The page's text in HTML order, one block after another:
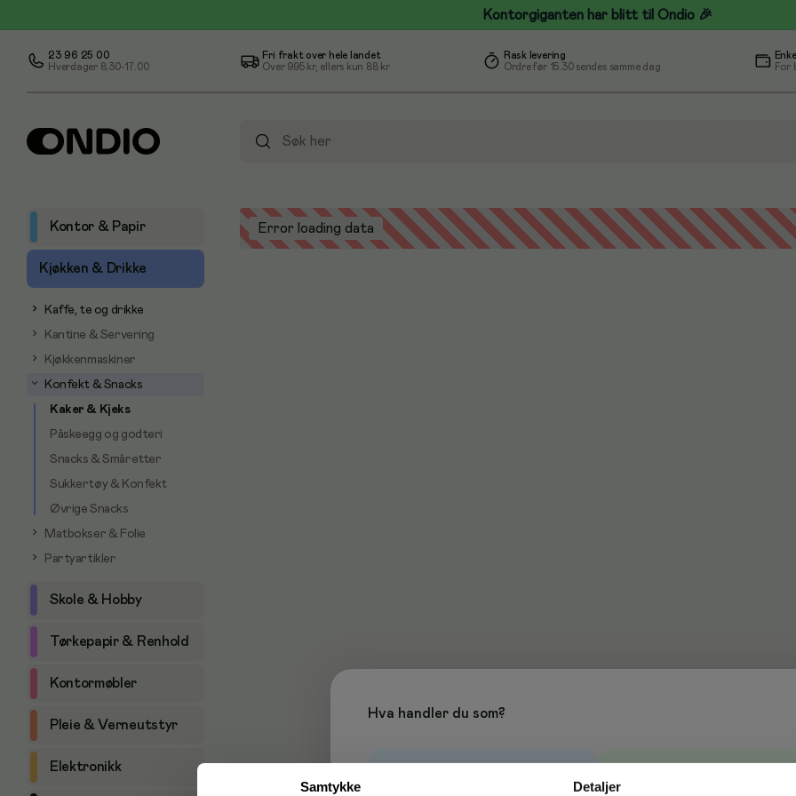
Samtykke Detaljer
Kontorgiganten har blitt til Ondio 🎉
23 96 25 00
Hverdager 8.30-17.00
Fri frakt over hele landet
Over 995 kr, ellers kun 88 kr
Rask levering
Ordre før 15.30 sendes samme dag
For
Kontor & Papir
Kjøkken & Drikke
Kaffe, te og drikke
Kantine & Servering
Kjøkkenmaskiner
Konfekt & Snacks
Kaker & Kjeks
Påskeegg og godteri
Snacks & Småretter
Sukkertøy & Konfekt
Øvrige Snacks
Matbokser & Folie
Partyartikler
Skole & Hobby
Tørkepapir & Renhold
Kontormøbler
Pleie & Verneutstyr
Elektronikk
Error loading data
Hva handler du som?
→ Privat